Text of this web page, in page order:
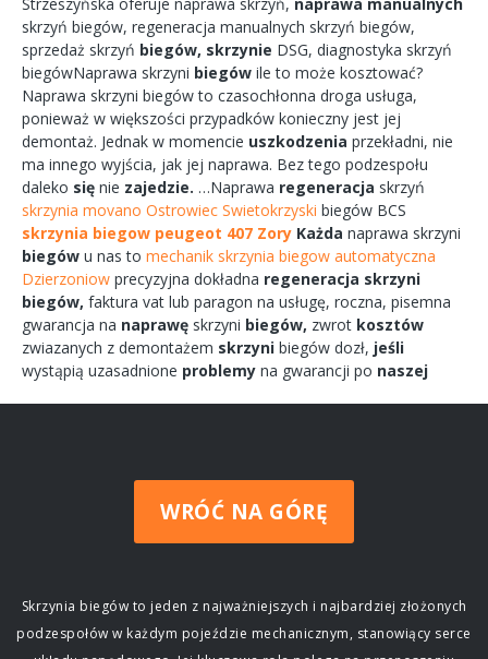
skrzyń biegów, regeneracja manualnych skrzyń biegów,
sprzedaż skrzyń biegów, skrzynie DSG, diagnostyka skrzyń
biegówNaprawa skrzyni biegów ile to może kosztować?
Naprawa skrzyni biegówto czasochłonna droga usługa,
ponieważ w większości przypadków konieczny jest jej
demontaż. Jednak w momencie uszkodzenia przekładni, nie
ma innego wyjścia, jak jej naprawa. Bez tego podzespołu
daleko się nie zajedzie. …Naprawa regeneracja skrzyń
skrzynia movano Ostrowiec Swietokrzyski biegów BCS
skrzynia biegow peugeot 407 Zory Każda naprawa skrzyni
biegów u nas to mechanik skrzynia biegow automatyczna
Dzierzoniow precyzyjna dokładna regeneracja skrzyni
biegów, faktura vat lub paragon na usługę, roczna, pisemna
gwarancja na naprawę skrzyni biegów, zwrot kosztów
zwiazanych z demontażem skrzyni biegów dozł, jeśli
wystąpią uzasadnione problemy na gwarancji po naszej
WRÓĆ NA GÓRĘ
Skrzynia biegów to jeden z najważniejszych i najbardziej złożonych
podzespołów w każdym pojeździe mechanicznym, stanowiący serce